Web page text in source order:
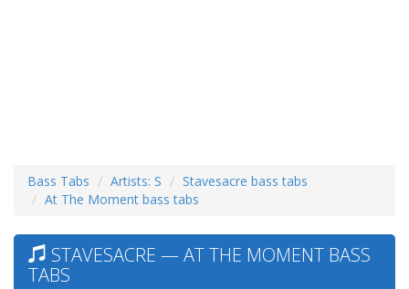
Bass Tabs Artists: S
Stavesacre bass tabs
At The Moment bass tabs
STAVESACRE — AT THE MOMENT BASS
TABS